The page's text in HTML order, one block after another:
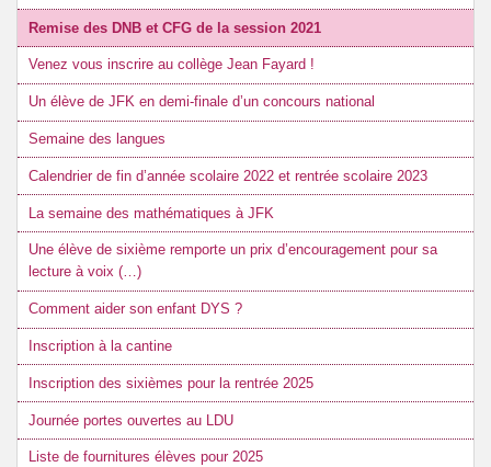
Remise des DNB et CFG de la session 2021
Venez vous inscrire au collège Jean Fayard !
Un élève de JFK en demi-finale d’un concours national
Semaine des langues
Calendrier de fin d’année scolaire 2022 et rentrée scolaire 2023
La semaine des mathématiques à JFK
Une élève de sixième remporte un prix d’encouragement pour sa
lecture à voix (…)
Comment aider son enfant DYS ?
Inscription à la cantine
Inscription des sixièmes pour la rentrée 2025
Journée portes ouvertes au LDU
Liste de fournitures élèves pour 2025